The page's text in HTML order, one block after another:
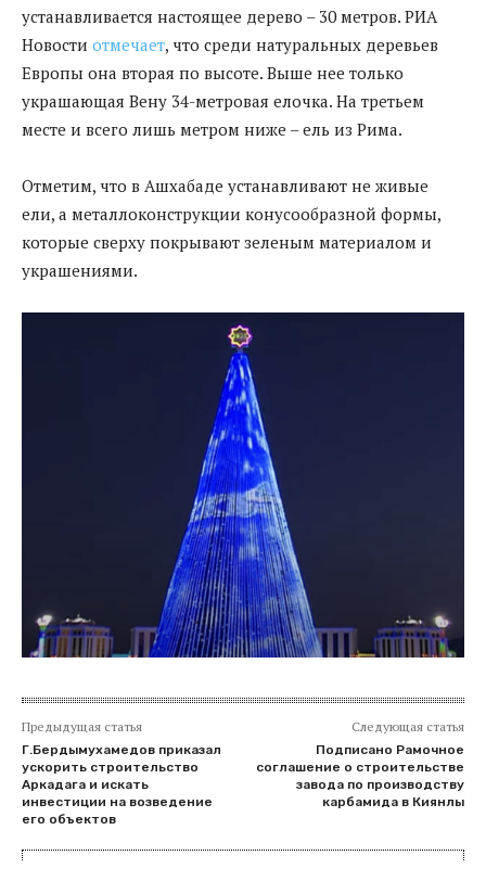
устанавливается настоящее дерево – 30 метров. РИА
Новости отмечает, что среди натуральных деревьев
Европы она вторая по высоте. Выше нее только
украшающая Вену 34-метровая елочка. На третьем
месте и всего лишь метром ниже – ель из Рима.
Отметим, что в Ашхабаде устанавливают не живые
ели, а металлоконструкции конусообразной формы,
которые сверху покрывают зеленым материалом и
украшениями.
Предыдущая статья
Г.Бердымухамедов приказал
ускорить строительство
Аркадага и искать
инвестиции на возведение
его объектов
Следующая статья
Подписано Рамочное
соглашение о строительстве
завода по производству
карбамида в Киянлы